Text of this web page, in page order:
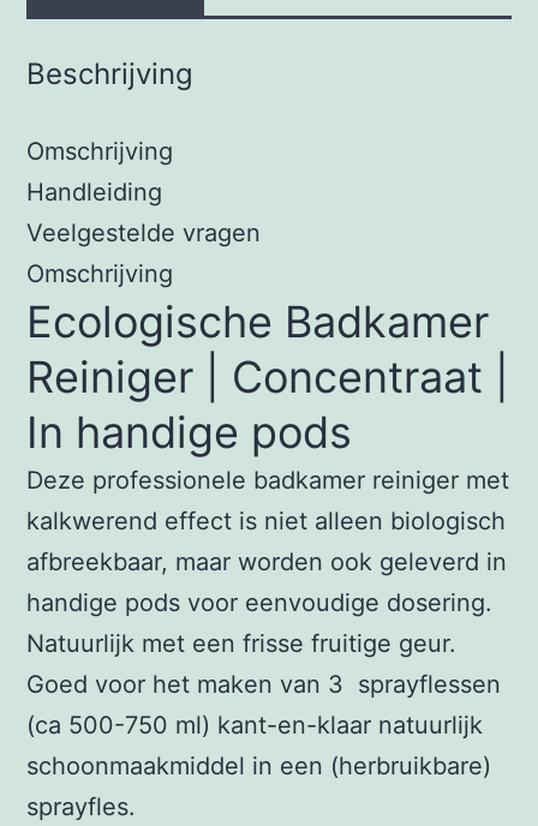
Beschrijving
Omschrijving
Handleiding
Veelgestelde vragen
Omschrijving
Ecologische Badkamer
Reiniger | Concentraat |
In handige pods
Deze professionele badkamer reiniger met
kalkwerend effect is niet alleen biologisch
afbreekbaar, maar worden ook geleverd in
handige pods voor eenvoudige dosering.
Natuurlijk met een frisse fruitige geur.
Goed voor het maken van 3 sprayflessen
(ca 500-750 ml) kant-en-klaar natuurlijk
schoonmaakmiddel in een (herbruikbare)
sprayfles.